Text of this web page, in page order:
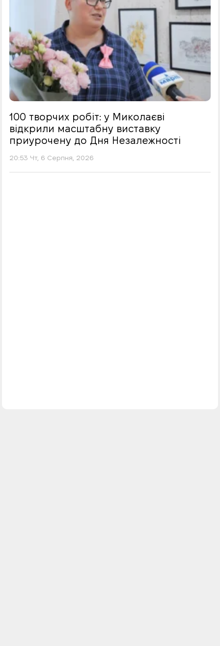
100 творчих робіт: у Миколаєві
відкрили масштабну виставку
приурочену до Дня Незалежності
20:53 Чт, 6 Серпня, 2026